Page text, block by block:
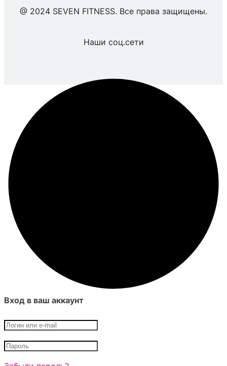
@ 2024 SEVEN FITNESS. Все права защищены.
Наши соц.сети
Вход в ваш аккаунт